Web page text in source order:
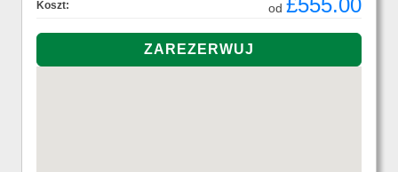
Koszt:
od £555.00